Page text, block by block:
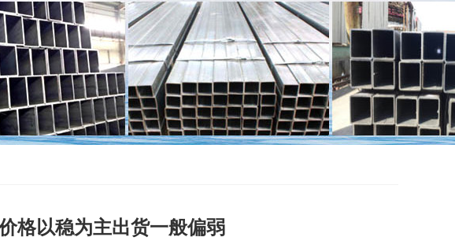
格以稳为主出货一般偏弱